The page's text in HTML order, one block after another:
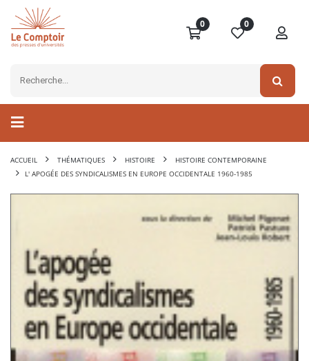
0 0
ACCUEIL THÉMATIQUES HISTOIRE
HISTOIRE CONTEMPORAINE
L' APOGÉE DES SYNDICALISMES EN EUROPE OCCIDENTALE 1960-1985